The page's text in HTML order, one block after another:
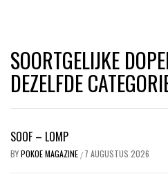
SOORTGELIJKE
DEZELFDE
SOOF – LOMP
BYPOKOE MAGAZINE / 7 AUGUSTUS 2026